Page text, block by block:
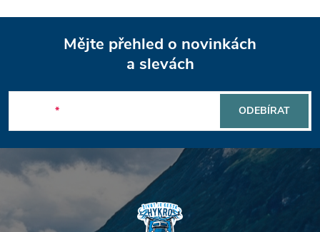
a
t
í
Mějte přehled o novinkách
a slevách
ODEBÍRAT